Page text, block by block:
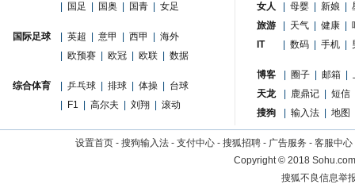
国足 国奥 国青 女足
国际足球 英超 意甲 西甲
海外
欧预赛 欧冠 欧联 数据
综合体育 乒乓球 排球 体操
台球
F1 高尔夫 刘翔 滚动
女人 母婴 新娘
旅游
天气 健康
IT
数码 手机
博客 圈子 邮箱
天龙
鹿鼎记
短信
搜狗
输入法 地图
设置首页 - 搜狗输入法 - 支付中心 - 搜狐招聘 - 广告服务 - 客服中心
Copyright©2018
搜狐不良信息举